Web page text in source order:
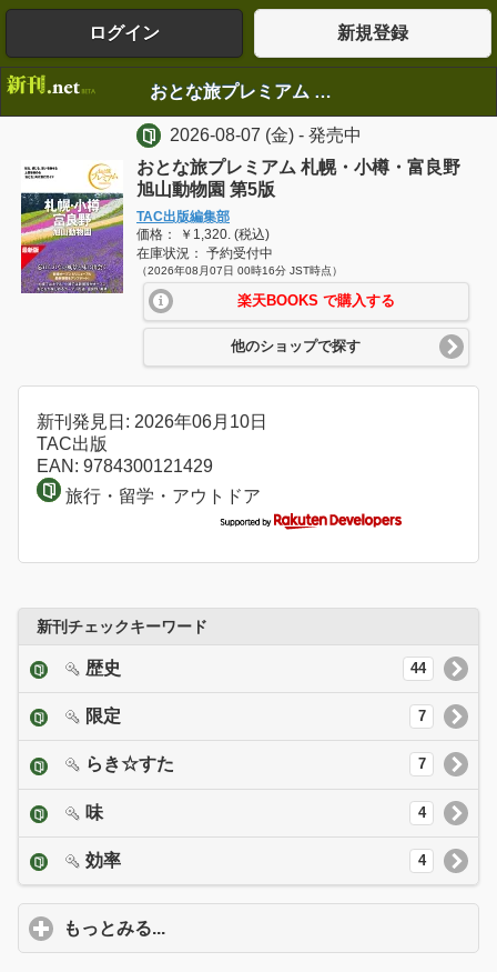
ログイン 新規登録
おとな旅プレミアム 札幌・小樽・富良野 旭山動物園 第5版
2026-08-07 (金)- 発売中
おとな旅プレミアム 札幌・小樽・富良野
旭山動物園 第5版
TAC出版編集部
価格： ￥1,320. (税込)
在庫状況： 予約受付中
（2026年08月07日 00時16分 JST時点）
楽天BOOKS で購入する
他のショップで探す
新刊発見日: 2026年06月10日
TAC出版
EAN: 9784300121429
旅行・留学・アウトドア
新刊チェックキーワード
歴史 44
限定 7
らき☆すた 7
味 4
効率 4
もっとみる...